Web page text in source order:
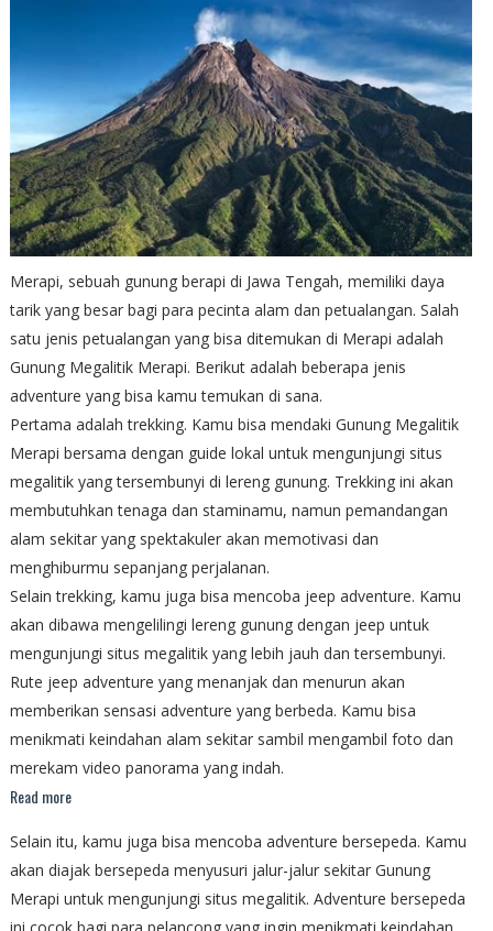
Merapi, sebuah gunung berapi di Jawa Tengah, memiliki daya
tarik yang besar bagi para pecinta alam dan petualangan. Salah
satu jenis petualangan yang bisa ditemukan di Merapi adalah
Gunung Megalitik Merapi. Berikut adalah beberapa jenis
adventure yang bisa kamu temukan di sana.
Pertama adalah trekking. Kamu bisa mendaki Gunung Megalitik
Merapi bersama dengan guide lokal untuk mengunjungi situs
megalitik yang tersembunyi di lereng gunung. Trekking ini akan
membutuhkan tenaga dan staminamu, namun pemandangan
alam sekitar yang spektakuler akan memotivasi dan
menghiburmu sepanjang perjalanan.
Selain trekking, kamu juga bisa mencoba jeep adventure. Kamu
akan dibawa mengelilingi lereng gunung dengan jeep untuk
mengunjungi situs megalitik yang lebih jauh dan tersembunyi.
Rute jeep adventure yang menanjak dan menurun akan
memberikan sensasi adventure yang berbeda. Kamu bisa
menikmati keindahan alam sekitar sambil mengambil foto dan
merekam video panorama yang indah.
Read more
Selain itu, kamu juga bisa mencoba adventure bersepeda. Kamu
akan diajak bersepeda menyusuri jalur-jalur sekitar Gunung
Merapi untuk mengunjungi situs megalitik. Adventure bersepeda